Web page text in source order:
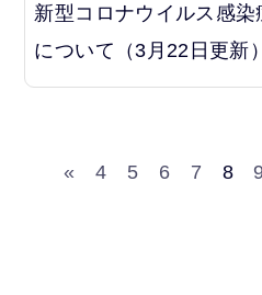
新型コロナウイルス感
について（3月22日更新）
« 4 5 6 7 8